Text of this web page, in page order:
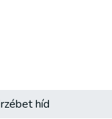
híd